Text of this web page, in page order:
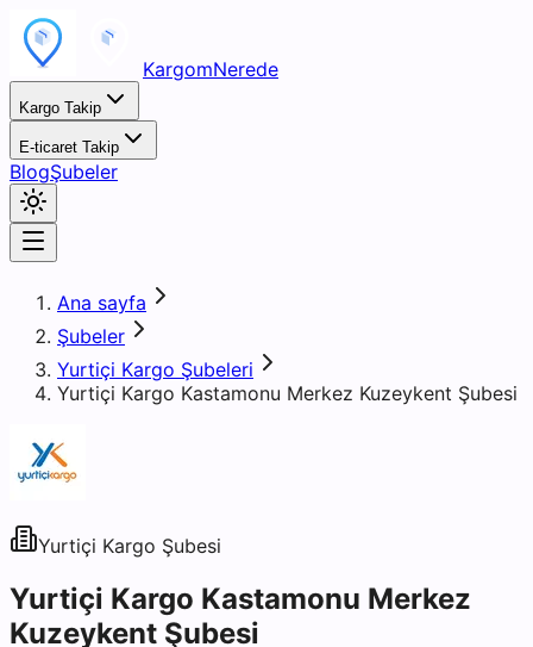
KargomNerede
Kargo Takip
E-ticaret Takip
BlogŞubeler
Ana sayfa
Şubeler
Yurtiçi Kargo Şubeleri
Yurtiçi Kargo Kastamonu Merkez Kuzeykent Şubesi
Yurtiçi Kargo Şubesi
Yurtiçi Kargo Kastamonu Merkez
Kuzeykent Şubesi